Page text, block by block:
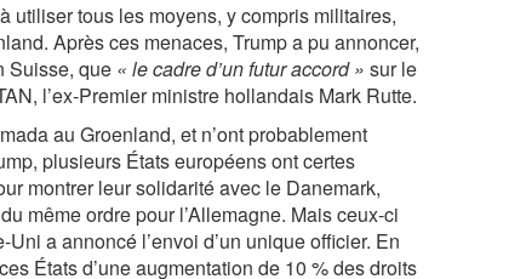
utiliser tous les moyens, y compris militaires,
Après ces menaces, Trump a pu annoncer,
Suisse, que « le cadre d’un futur accord » sur le
l’ex-Premier ministre hollandais Mark Rutte.
au Groenland, et n’ont probablement
plusieurs États européens ont certes
montrer leur solidarité avec le Danemark,
même ordre pour l’Allemagne. Mais ceux-ci
a annoncé l’envoi d’un unique officier. En
États d’une augmentation de 10 % des droits